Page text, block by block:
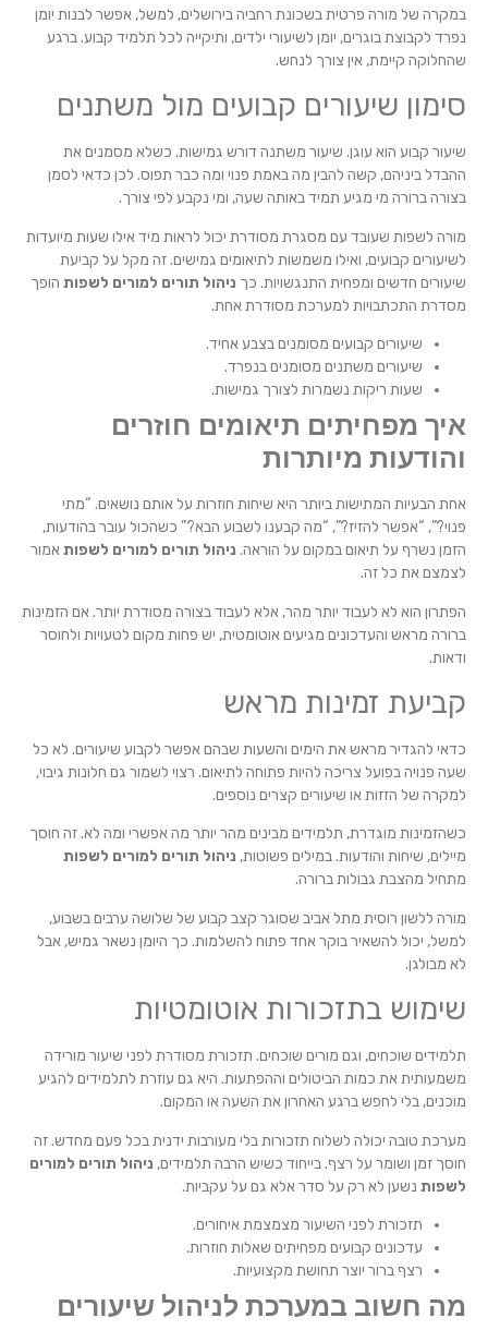
במקרה של מורה פרטית בשכונת רחביה בירושלים, למשל, אפשר לבנות יומן
נפרד לקבוצת בוגרים, יומן לשיעורי ילדים, ותיקייה לכל תלמיד קבוע. ברגע
שהחלוקה קיימת, אין צורך לנחש.
סימון שיעורים קבועים מול משתנים
שיעור קבוע הוא עוגן. שיעור משתנה דורש גמישות. כשלא מסמנים את
ההבדל ביניהם, קשה להבין מה באמת פנוי ומה כבר תפוס. לכן כדאי לסמן
בצורה ברורה מי מגיע תמיד באותה שעה, ומי נקבע לפי צורך.
מורה לשפות שעובד עם מסגרת מסודרת יכול לראות מיד אילו שעות מיועדות
לשיעורים קבועים, ואילו משמשות לתיאומים גמישים. זה מקל על קביעת
שיעורים חדשים ומפחית התנגשויות. כך ניהול תורים למורים לשפות הופך
מסדרת התכתבויות למערכת מסודרת אחת.
שיעורים קבועים מסומנים בצבע אחיד.
שיעורים משתנים מסומנים בנפרד.
שעות ריקות נשמרות לצורך גמישות.
איך מפחיתים תיאומים חוזרים
והודעות מיותרות
אחת הבעיות המתישות ביותר היא שיחות חוזרות על אותם נושאים. “מתי
פנוי?”, “אפשר להזיז?”, “מה קבענו לשבוע הבא?” כשהכול עובר בהודעות,
הזמן נשרף על תיאום במקום על הוראה. ניהול תורים למורים לשפותאמור
לצמצם את כל זה.
הפתרון הוא לא לעבוד יותר מהר, אלא לעבוד בצורה מסודרת יותר. אם הזמינות
ברורה מראש והעדכונים מגיעים אוטומטית, יש פחות מקום לטעויות ולחוסר
ודאות.
קביעת זמינות מראש
כדאי להגדיר מראש את הימים והשעות שבהם אפשר לקבוע שיעורים. לא כל
שעה פנויה בפועל צריכה להיות פתוחה לתיאום. רצוי לשמור גם חלונות גיבוי,
למקרה של הזזות או שיעורים קצרים נוספים.
כשהזמינות מוגדרת, תלמידים מבינים מהר יותר מה אפשרי ומה לא. זה חוסך
מיילים, שיחות והודעות. במילים פשוטות, ניהול תורים למורים לשפות
מתחיל מהצבת גבולות ברורה.
מורה ללשון רוסית מתל אביב שסוגר קצב קבוע של שלושה ערבים בשבוע,
למשל, יכול להשאיר בוקר אחד פתוח להשלמות. כך היומן נשאר גמיש, אבל
לא מבולגן.
שימוש בתזכורות אוטומטיות
תלמידים שוכחים, וגם מורים שוכחים. תזכורת מסודרת לפני שיעור מורידה
משמעותית את כמות הביטולים וההפתעות. היא גם עוזרת לתלמידים להגיע
מוכנים, בלי לחפש ברגע האחרון את השעה או המקום.
מערכת טובה יכולה לשלוח תזכורות בלי מעורבות ידנית בכל פעם מחדש. זה
חוסך זמן ושומר על רצף. בייחוד כשיש הרבה תלמידים, ניהול תורים למורים
לשפות נשען לא רק על סדר אלא גם על עקביות.
תזכורת לפני השיעור מצמצמת איחורים.
עדכונים קבועים מפחיתים שאלות חוזרות.
רצף ברור יוצר תחושת מקצועיות.
מה חשוב במערכת לניהול שיעורים